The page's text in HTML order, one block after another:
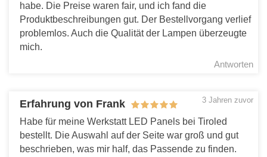
habe. Die Preise waren fair, und ich fand die
Produktbeschreibungen gut. Der Bestellvorgang verlief
problemlos. Auch die Qualität der Lampen überzeugte
mich.
Antworten
Erfahrung von Frank 3 Jahren zuvor
Habe für meine Werkstatt LED Panels bei Tiroled
bestellt. Die Auswahl auf der Seite war groß und gut
beschrieben, was mir half, das Passende zu finden.